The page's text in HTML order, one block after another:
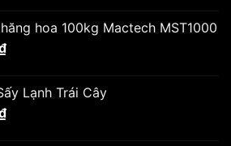
hoa 100kg Mactech MST1000
Lạnh Trái Cây